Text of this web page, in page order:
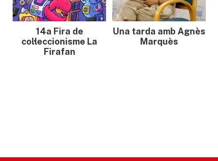
14a Fira de
col·leccionisme La
Firafan
Una tarda amb Agnès
Marquès